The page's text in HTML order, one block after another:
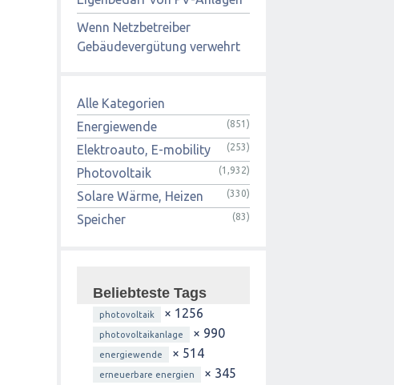
Wenn Netzbetreiber
Gebäudevergütung verwehrt
Alle Kategorien
Energiewende
(851)
Elektroauto, E-mobility (253)
Photovoltaik (1,932)
Solare Wärme, Heizen (330)
Speicher (83)
Beliebteste Tags
photovoltaik × 1256
photovoltaikanlage × 990
energiewende × 514
erneuerbare energien × 345